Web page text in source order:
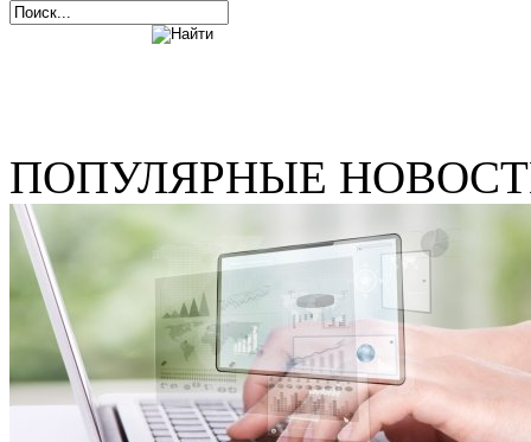
ПОПУЛЯРНЫЕ